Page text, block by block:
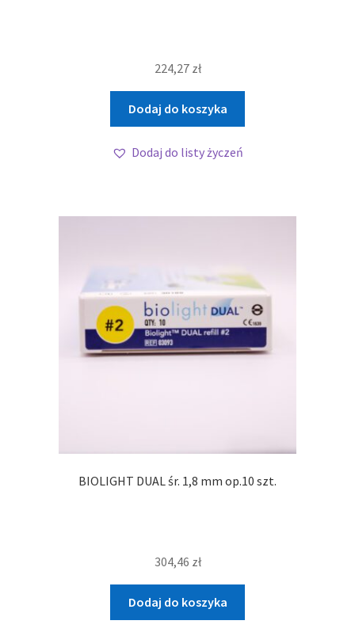
224,27 zł
Dodaj do koszyka
Dodaj do listy życzeń
BIOLIGHT DUAL śr. 1,8 mm op.10 szt.
304,46 zł
Dodaj do koszyka